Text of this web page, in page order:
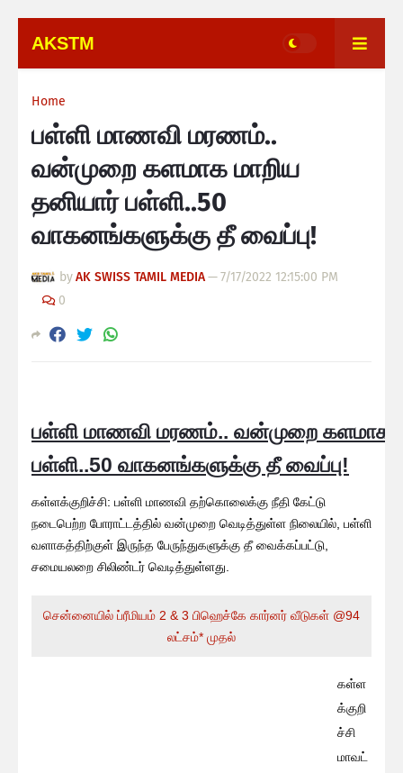
AKSTM
Home
பள்ளி மாணவி மரணம்..
வன்முறை களமாக மாறிய
தனியார் பள்ளி..50
வாகனங்களுக்கு தீ வைப்பு!
byAK SWISS TAMIL MEDIA—7/17/2022 12:15:00 PM
0
பள்ளி மாணவி மரணம்.. வன்முறை களமாக
பள்ளி..50 வாகனங்களுக்கு தீ வைப்பு!
கள்ளக்குறிச்சி: பள்ளி மாணவி தற்கொலைக்கு நீதி கேட்டு
நடைபெற்ற போராட்டத்தில் வன்முறை வெடித்துள்ள நிலையில், பள்ளி
வளாகத்திற்குள் இருந்த பேருந்துகளுக்கு தீ வைக்கப்பட்டு,
சமையலறை சிலிண்டர் வெடித்துள்ளது.
சென்னையில் ப்ரீமியம் 2 & 3 பிஹெச்கே கார்னர் வீடுகள் @94
லட்சம்* முதல்
கள்ள
க்குறி
ச்சி
மாவட்